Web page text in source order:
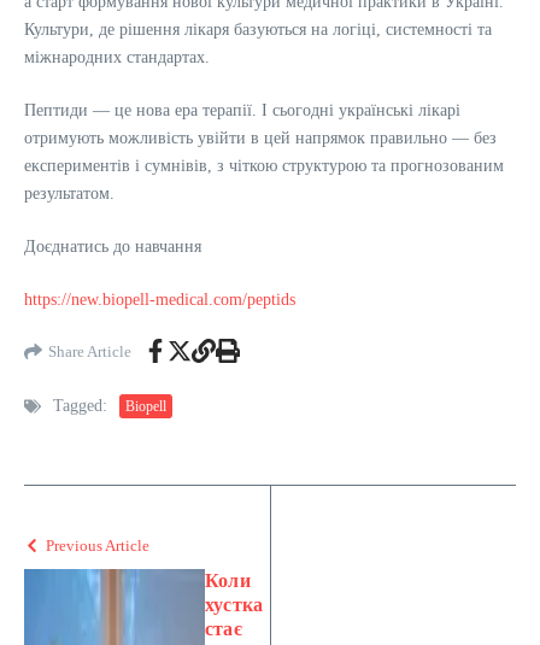
Культури, де рішення лікаря базуються на логіці, системності та
міжнародних стандартах.
Пептиди — це нова ера терапії. І сьогодні українські лікарі
отримують можливість увійти в цей напрямок правильно — без
експериментів і сумнівів, з чіткою структурою та прогнозованим
результатом.
Доєднатись до навчання
https://new.biopell-medical.com/peptids
Share Article
Tagged: Biopell
Previous Article
Коли
хустка
стає